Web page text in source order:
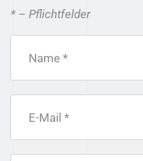
* – Pflichtfelder
Name *
E-Mail *